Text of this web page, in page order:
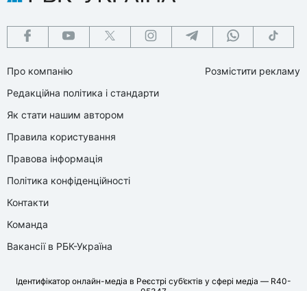
Про компанію
Редакційна політика і стандарти
Як стати нашим автором
Правила користування
Правова інформація
Політика конфіденційності
Контакти
Команда
Вакансії в РБК-Україна
Розмістити рекламу
Ідентифікатор онлайн-медіа в Реєстрі суб’єктів у сфері медіа — R40-